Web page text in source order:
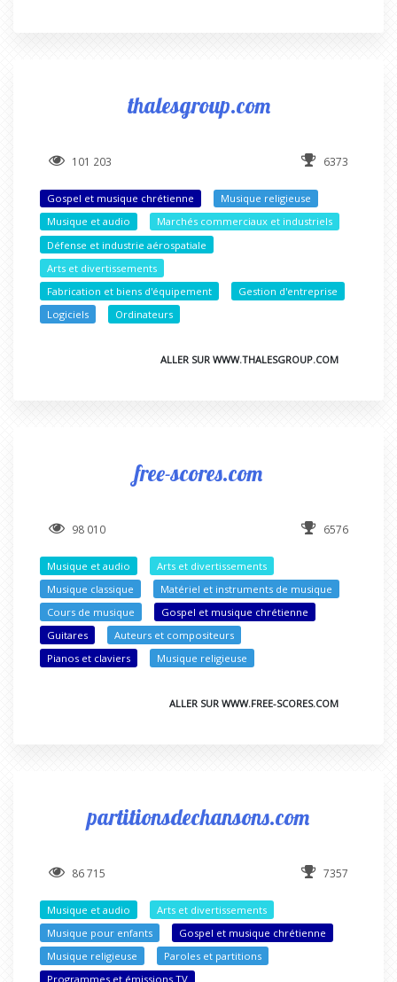
thalesgroup.com
101 203 6373
Gospel et musique chrétienne
Musique religieuse
Musique et audio
Marchés commerciaux et industriels
Défense et industrie aérospatiale
Arts et divertissements
Fabrication et biens d'équipement
Gestion d'entreprise
Logiciels
Ordinateurs
ALLER SUR WWW.THALESGROUP.COM
free-scores.com
98 010 6576
Musique et audio
Arts et divertissements
Musique classique
Matériel et instruments de musique
Cours de musique
Gospel et musique chrétienne
Guitares
Auteurs et compositeurs
Pianos et claviers
Musique religieuse
ALLER SUR WWW.FREE-SCORES.COM
partitionsdechansons.com
86 715 7357
Musique et audio
Arts et divertissements
Musique pour enfants
Gospel et musique chrétienne
Musique religieuse
Paroles et partitions
Programmes et émissions TV